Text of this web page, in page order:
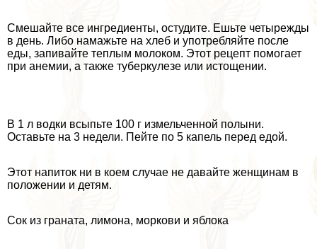
Смешайте все ингредиенты, остудите. Ешьте четырежды
в день. Либо намажьте на хлеб и употрeбляйте после
еды, запивайте теплым молоком. Этот рецепт помогает
при анемии, а также туберкулезе или истощении.
В 1 л водки всыпьте 100 г измельченной полыни.
Оставьте на 3 недели. Пейте по 5 капель перед едой.
Этот напиток ни в коем случае не давайте женщинам в
положении и детям.
Сок из граната, лимона, моркови и яблока